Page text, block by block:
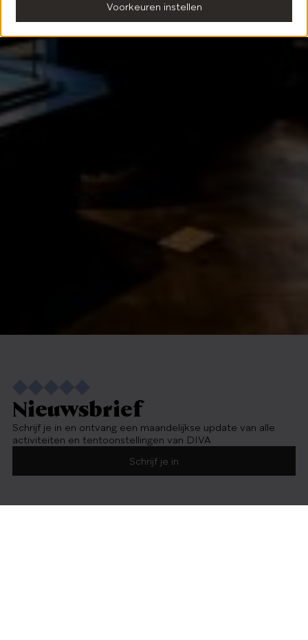
Nieuwsbrief
Schrijf je in en ontvang een maandelijkse update van alle
activiteiten en tentoonstellingen van DIVA
Schrijf je in
Voorkeuren instellen